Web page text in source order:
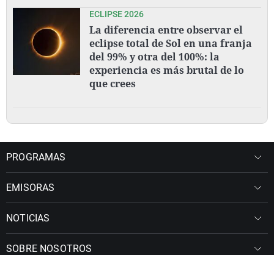
ECLIPSE 2026
La diferencia entre observar el
eclipse total de Sol en una franja
del 99% y otra del 100%: la
experiencia es más brutal de lo
que crees
PROGRAMAS
EMISORAS
NOTICIAS
SOBRE NOSOTROS